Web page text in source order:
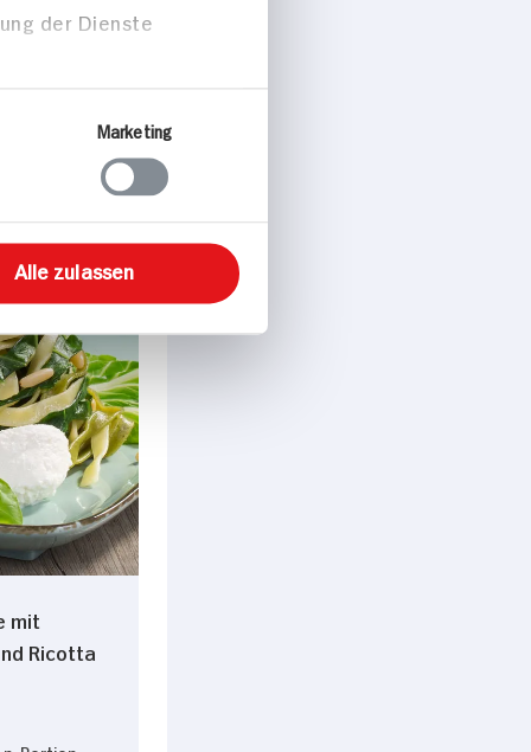
der Dienste
Marketing
Alle zulassen
mit
Ricotta